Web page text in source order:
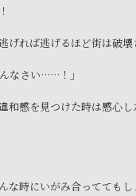
げれば逃げるほど街は破
なさい……！」
和感を見つけた時は感心し
な時にいがみ合っててもし